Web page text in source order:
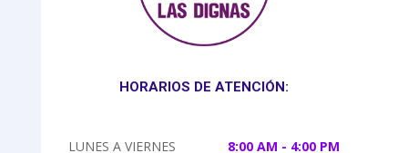
HORARIOS DE ATENCIÓN:
LUNES A VIERNES 8:00 AM - 4:00 PM